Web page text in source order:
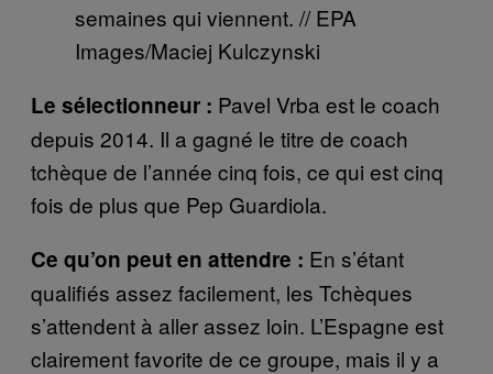
semaines qui viennent. // EPA
Images/Maciej Kulczynski
Le sélectionneur : Pavel Vrba est le coach
depuis 2014. Il a gagné le titre de coach
tchèque de l’année cinq fois, ce qui est cinq
fois de plus que Pep Guardiola.
Ce qu’on peut en attendre : En s’étant
qualifiés assez facilement, les Tchèques
s’attendent à aller assez loin. L’Espagne est
clairement favorite de ce groupe, mais il y a